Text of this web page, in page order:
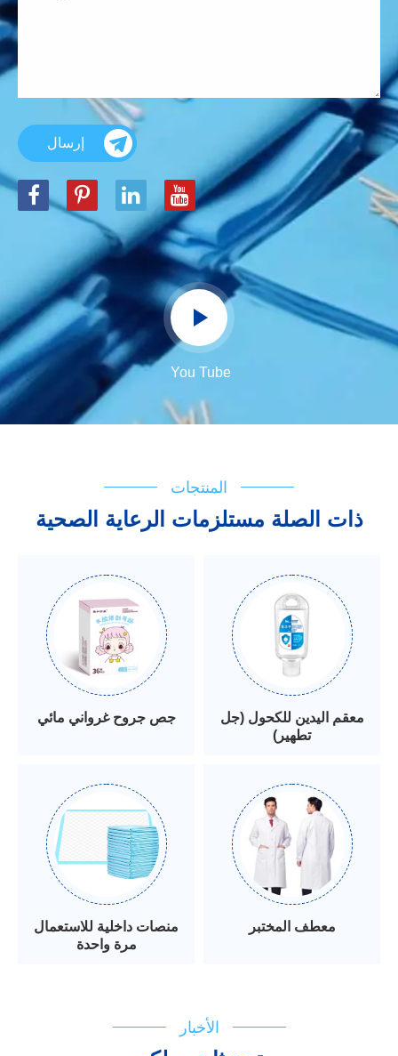
إرسال
You Tube
المنتجات
ذات الصلة مستلزمات الرعاية الصحية
جص جروح غرواني مائي
معقم اليدين للكحول (جل
تطهير)
منصات داخلية للاستعمال
مرة واحدة
معطف المختبر
الأخبار